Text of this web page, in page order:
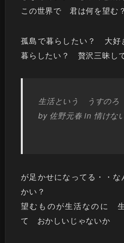
この世界で 君は何を望む？
孤島で暮らしたい？ 大好
暮らしたい？ 贅沢三昧し
生活という うすのろ
by 佐野元春 in 情けな
が足かせになってる・・
かい？
望むものが生活なのに
て おかしいじゃないか